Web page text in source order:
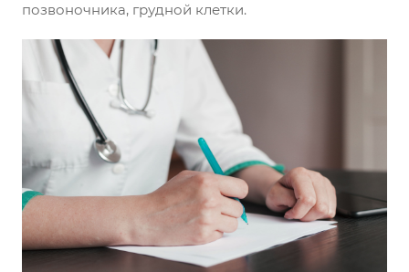
позвоночника, грудной клетки.